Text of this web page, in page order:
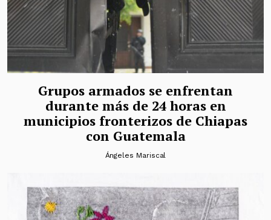
Grupos armados se enfrentan
durante más de 24 horas en
municipios fronterizos de Chiapas
con Guatemala
Ángeles Mariscal